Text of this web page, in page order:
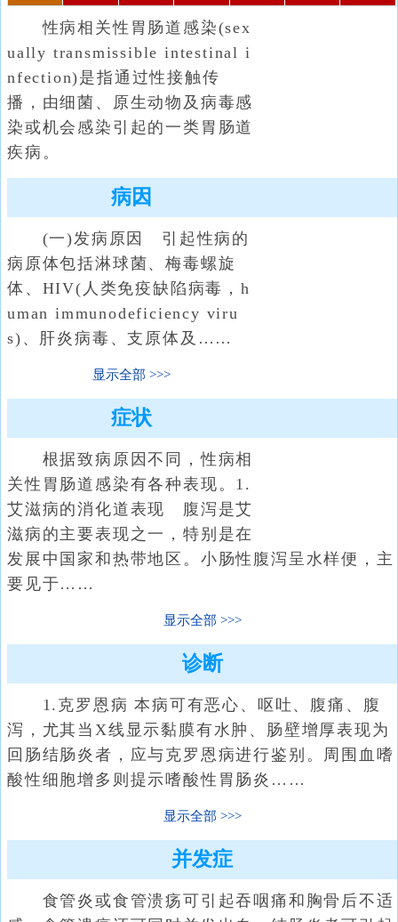
性病相关性胃肠道感染(sex
ually transmissible intestinal i
nfection)是指通过性接触传
播，由细菌、原生动物及病毒感
染或机会感染引起的一类胃肠道
疾病。
病因
(一)发病原因 引起性病的
病原体包括淋球菌、梅毒螺旋
体、HIV(人类免疫缺陷病毒，h
uman immunodeficiency viru
s)、肝炎病毒、支原体及……
显示全部
症状
根据致病原因不同，性病相
关性胃肠道感染有各种表现。1.
艾滋病的消化道表现 腹泻是艾
滋病的主要表现之一，特别是在
发展中国家和热带地区。小肠性腹泻呈水样便，主
要见于……
显示全部
诊断
1.克罗恩病 本病可有恶心、呕吐、腹痛、腹
泻，尤其当X线显示黏膜有水肿、肠壁增厚表现为
回肠结肠炎者，应与克罗恩病进行鉴别。周围血嗜
酸性细胞增多则提示嗜酸性胃肠炎……
显示全部
并发症
食管炎或食管溃疡可引起吞咽痛和胸骨后不适